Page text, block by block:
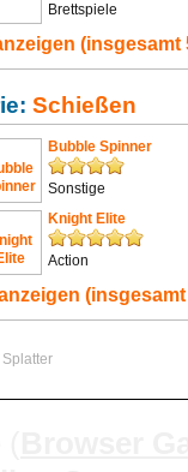
Brettspiele
(insgesamt
Schießen
Bubble Spinner
Sonstige
Knight Elite
Action
(insgesamt
Splatter